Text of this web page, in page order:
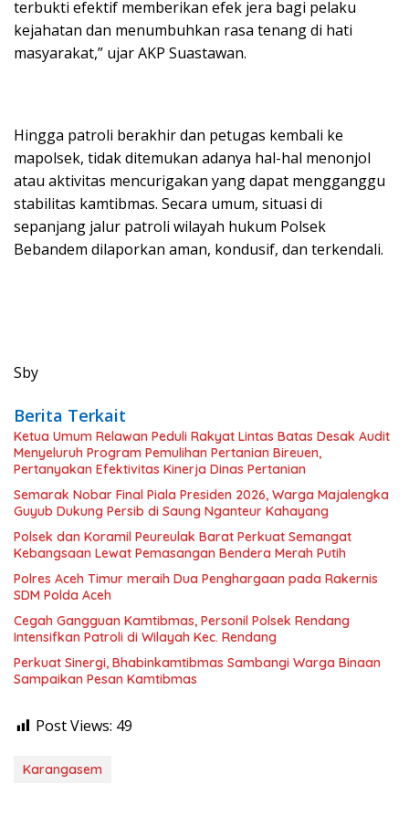
terbukti efektif memberikan efek jera bagi pelaku
kejahatan dan menumbuhkan rasa tenang di hati
masyarakat,” ujar AKP Suastawan.
​Hingga patroli berakhir dan petugas kembali ke
mapolsek, tidak ditemukan adanya hal-hal menonjol
atau aktivitas mencurigakan yang dapat mengganggu
stabilitas kamtibmas. Secara umum, situasi di
sepanjang jalur patroli wilayah hukum Polsek
Bebandem dilaporkan aman, kondusif, dan terkendali.
Sby
Berita Terkait
Ketua Umum Relawan Peduli Rakyat Lintas Batas Desak Audit
Menyeluruh Program Pemulihan Pertanian Bireuen,
Pertanyakan Efektivitas Kinerja Dinas Pertanian
Semarak Nobar Final Piala Presiden 2026, Warga Majalengka
Guyub Dukung Persib di Saung Nganteur Kahayang
Polsek dan Koramil Peureulak Barat Perkuat Semangat
Kebangsaan Lewat Pemasangan Bendera Merah Putih
Polres Aceh Timur meraih Dua Penghargaan pada Rakernis
SDM Polda Aceh
Cegah Gangguan Kamtibmas, Personil Polsek Rendang
Intensifkan Patroli di Wilayah Kec. Rendang
Perkuat Sinergi, Bhabinkamtibmas Sambangi Warga Binaan
Sampaikan Pesan Kamtibmas
Post Views: 49
Karangasem